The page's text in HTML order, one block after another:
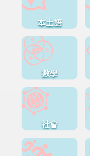
本土語
數學
社會